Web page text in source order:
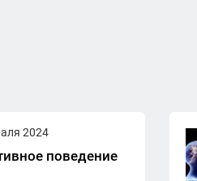
2024
поведение